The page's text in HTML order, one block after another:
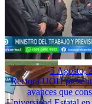
5 Agosto,
Rectora UOH
avances que